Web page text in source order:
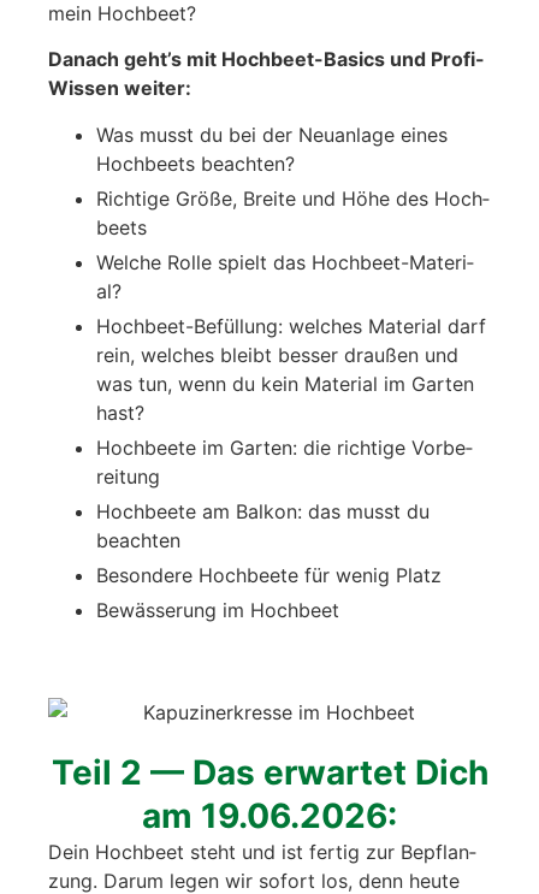
mein Hoch­beet?
Danach geht’s mit Hoch­beet-Basics und Pro­fi-
Wis­sen wei­ter:
Was musst du bei der Neu­an­la­ge eines
Hoch­beets beach­ten?
Rich­ti­ge Grö­ße, Brei­te und Höhe des Hoch­
beets
Wel­che Rol­le spielt das Hoch­beet-Mate­ri­
al?
Hoch­beet-Befül­lung: wel­ches Mate­ri­al darf
rein, wel­ches bleibt bes­ser drau­ßen und
was tun, wenn du kein Mate­ri­al im Gar­ten
hast?
Hoch­bee­te im Gar­ten: die rich­ti­ge Vor­be­
rei­tung
Hoch­bee­te am Bal­kon: das musst du
beach­ten
Beson­de­re Hoch­bee­te für wenig Platz
Bewäs­se­rung im Hoch­beet
Teil 2 — Das erwar­tet Dich
am 19.06.2026:
Dein Hoch­beet steht und ist fer­tig zur Bepflan­
zung. Dar­um legen wir sofort los, denn heu­te